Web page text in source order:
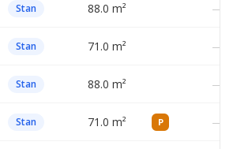
Stan 88.0 m² —
Stan 71.0 m² —
Stan 88.0 m² —
Stan 71.0 m² P —